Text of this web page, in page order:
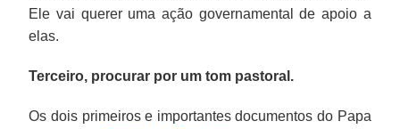
Ele vai querer uma ação governamental de apoio a
elas.
Terceiro, procurar por um tom pastoral.
Os dois primeiros e importantes documentos do Papa